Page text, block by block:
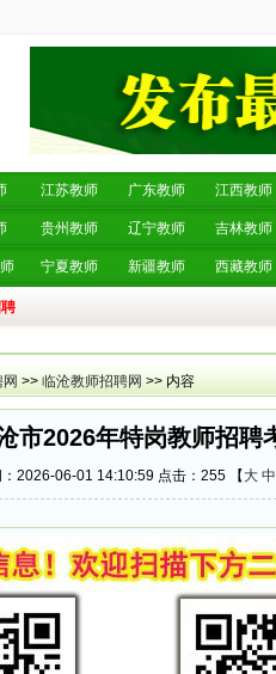
江苏教师 广东教师 江西教师
贵州教师 辽宁教师 吉林教师
宁夏教师 新疆教师 西藏教师
>> 临沧教师招聘网 >> 内容
市2026年特岗教师招聘
：2026-06-01 14:10:59 点击： 255 【 大 中